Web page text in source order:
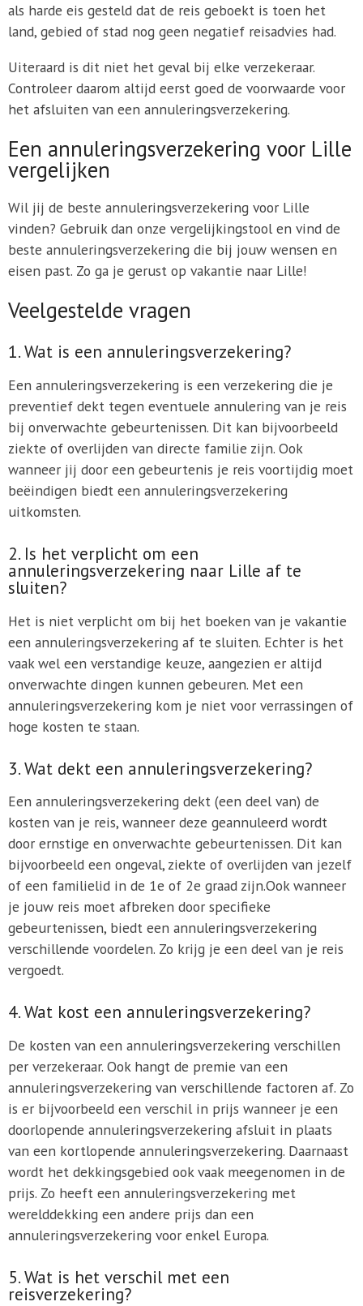
als harde eis gesteld dat de reis geboekt is toen het
land, gebied of stad nog geen negatief reisadvies had.
Uiteraard is dit niet het geval bij elke verzekeraar.
Controleer daarom altijd eerst goed de voorwaarde voor
het afsluiten van een annuleringsverzekering.
Een annuleringsverzekering voor Lille
vergelijken
Wil jij de beste annuleringsverzekering voor Lille
vinden? Gebruik dan onze vergelijkingstool en vind de
beste annuleringsverzekering die bij jouw wensen en
eisen past. Zo ga je gerust op vakantie naar Lille!
Veelgestelde vragen
1. Wat is een annuleringsverzekering?
Een annuleringsverzekering is een verzekering die je
preventief dekt tegen eventuele annulering van je reis
bij onverwachte gebeurtenissen. Dit kan bijvoorbeeld
ziekte of overlijden van directe familie zijn. Ook
wanneer jij door een gebeurtenis je reis voortijdig moet
beëindigen biedt een annuleringsverzekering
uitkomsten.
2. Is het verplicht om een
annuleringsverzekering naar Lille af te
sluiten?
Het is niet verplicht om bij het boeken van je vakantie
een annuleringsverzekering af te sluiten. Echter is het
vaak wel een verstandige keuze, aangezien er altijd
onverwachte dingen kunnen gebeuren. Met een
annuleringsverzekering kom je niet voor verrassingen of
hoge kosten te staan.
3. Wat dekt een annuleringsverzekering?
Een annuleringsverzekering dekt (een deel van) de
kosten van je reis, wanneer deze geannuleerd wordt
door ernstige en onverwachte gebeurtenissen. Dit kan
bijvoorbeeld een ongeval, ziekte of overlijden van jezelf
of een familielid in de 1e of 2e graad zijn.Ook wanneer
je jouw reis moet afbreken door specifieke
gebeurtenissen, biedt een annuleringsverzekering
verschillende voordelen. Zo krijg je een deel van je reis
vergoedt.
4. Wat kost een annuleringsverzekering?
De kosten van een annuleringsverzekering verschillen
per verzekeraar. Ook hangt de premie van een
annuleringsverzekering van verschillende factoren af. Zo
is er bijvoorbeeld een verschil in prijs wanneer je een
doorlopende annuleringsverzekering afsluit in plaats
van een kortlopende annuleringsverzekering. Daarnaast
wordt het dekkingsgebied ook vaak meegenomen in de
prijs. Zo heeft een annuleringsverzekering met
werelddekking een andere prijs dan een
annuleringsverzekering voor enkel Europa.
5. Wat is het verschil met een
reisverzekering?